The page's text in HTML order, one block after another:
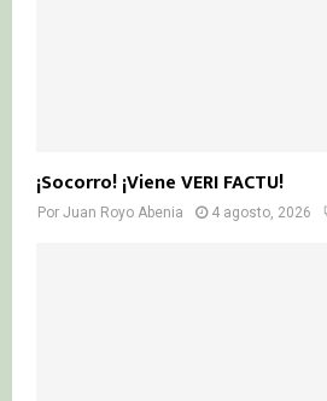
¡Socorro! ¡Viene VERI FACTU!
Por Juan Royo Abenia 4 agosto, 2026